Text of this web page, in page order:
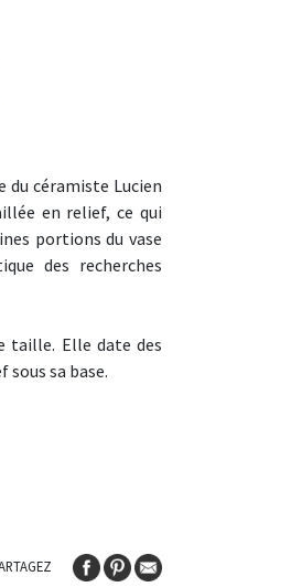
du céramiste Lucien
en relief, ce qui
portions du vase
des recherches
taille. Elle date des
sa base.